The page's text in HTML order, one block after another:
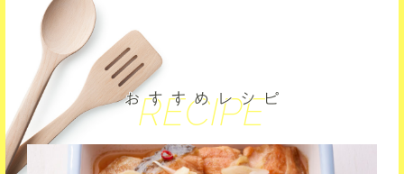
RECIPE